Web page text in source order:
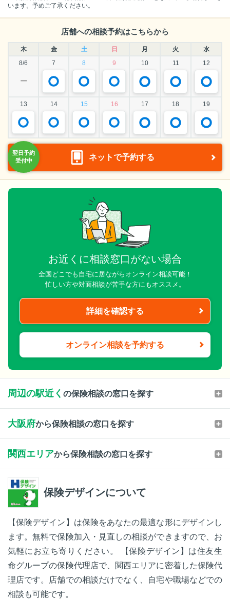
います。予めご了承ください。
店舗への相談予約はこちらから
木 金 土 日 月 火
水
8/6
7 8 9 10 11 12
ー
13 14 15 16 17 18 19
ネットで予約する
お近くに相談窓口がない場合
全国どこでも自宅に居ながらオンライン相談可能！
忙しい方や対面相談が苦手な方にもオススメ。
詳細を確認する
オンライン相談を予約する
周辺の駅近く の保険相談の窓口を探す
大阪府から保険相談の窓口を探す
関西エリアから保険相談の窓口を探す
保険デザインについて
【保険デザイン】は保険をあなたの最適な形にデザインし
ます。無料で保険加入・見直しの相談ができますので、お
気軽にお立ち寄りください。 【保険デザイン】は住友生
命グループの保険代理店で、関西エリアに密着した保険代
理店です。店舗での相談だけでなく、自宅や職場などでの
相談も可能です。